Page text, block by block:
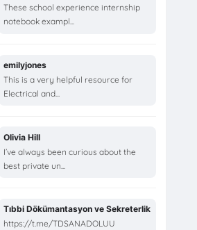
These school experience internship
notebook exampl...
emilyjones
This is a very helpful resource for
Electrical and...
Olivia Hill
I’ve always been curious about the
best private un...
Tıbbi Dökümantasyon ve Sekreterlik
https://t.me/TDSANADOLUU